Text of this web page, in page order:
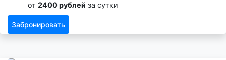
от 2400 рублей за сутки
Забронировать